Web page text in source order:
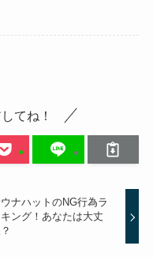
てね！
ナハットのNG行為ラ
ング！あなたは大丈